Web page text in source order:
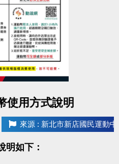
大頭照至 中心3F櫃台
(總價值2,250元起)
，
動報名表及參賽切結書
1,500元/人)
11(四)，共35天，於使用
進出3F體適能中心。
價200元/次，2次共400元。)
測量報告。
使用方式說明
來源 : 新北市新店國民運動中
明如下：